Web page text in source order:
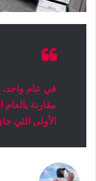
مقارنة
الأولى التي